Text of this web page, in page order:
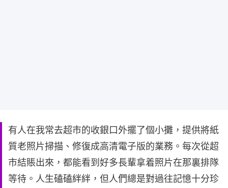
有人在我常去超市的收銀口外擺了個小攤，提供將紙
質老照片掃描、修復成高清電子版的業務。每次從超
市結賬出來，都能看到好多長輩拿着照片在那裏排隊
等待。人生磕磕絆絆，但人們總是對過往記憶十分珍